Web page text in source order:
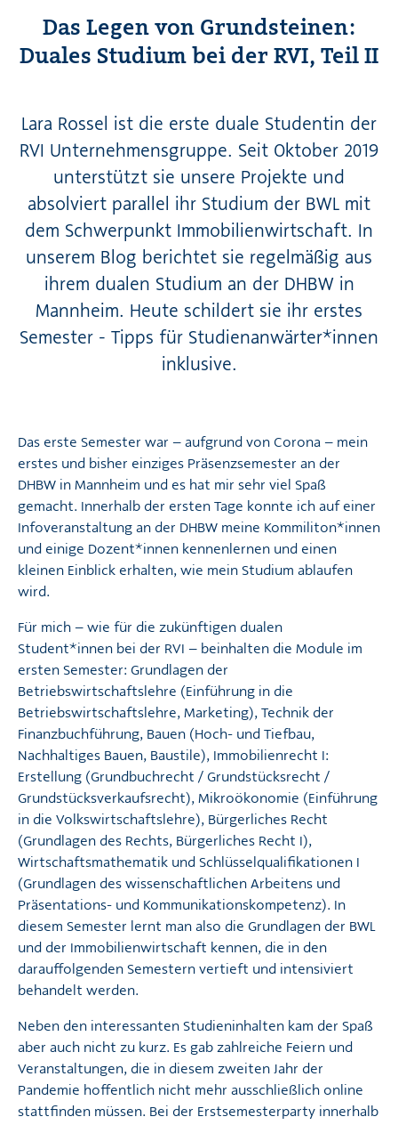
Das Legen von Grundsteinen:
Duales Studium bei der RVI, Teil II
Lara Rossel ist die erste duale Studentin der
RVI Unternehmensgruppe. Seit Oktober 2019
unterstützt sie unsere Projekte und
absolviert parallel ihr Studium der BWL mit
dem Schwerpunkt Immobilienwirtschaft. In
unserem Blog berichtet sie regelmäßig aus
ihrem dualen Studium an der DHBW in
Mannheim. Heute schildert sie ihr erstes
Semester - Tipps für Studienanwärter*innen
inklusive.
Das erste Semester war – aufgrund von Corona – mein
erstes und bisher einziges Präsenzsemester an der
DHBW in Mannheim und es hat mir sehr viel Spaß
gemacht. Innerhalb der ersten Tage konnte ich auf einer
Infoveranstaltung an der DHBW meine Kommiliton*innen
und einige Dozent*innen kennenlernen und einen
kleinen Einblick erhalten, wie mein Studium ablaufen
wird.
Für mich – wie für die zukünftigen dualen
Student*innen bei der RVI – beinhalten die Module im
ersten Semester: Grundlagen der
Betriebswirtschaftslehre (Einführung in die
Betriebswirtschaftslehre, Marketing), Technik der
Finanzbuchführung, Bauen (Hoch- und Tiefbau,
Nachhaltiges Bauen, Baustile), Immobilienrecht I:
Erstellung (Grundbuchrecht / Grundstücksrecht /
Grundstücksverkaufsrecht), Mikroökonomie (Einführung
in die Volkswirtschaftslehre), Bürgerliches Recht
(Grundlagen des Rechts, Bürgerliches Recht I),
Wirtschaftsmathematik und Schlüsselqualifikationen I
(Grundlagen des wissenschaftlichen Arbeitens und
Präsentations- und Kommunikationskompetenz). In
diesem Semester lernt man also die Grundlagen der BWL
und der Immobilienwirtschaft kennen, die in den
darauffolgenden Semestern vertieft und intensiviert
behandelt werden.
Neben den interessanten Studieninhalten kam der Spaß
aber auch nicht zu kurz. Es gab zahlreiche Feiern und
Veranstaltungen, die in diesem zweiten Jahr der
Pandemie hoffentlich nicht mehr ausschließlich online
stattfinden müssen. Bei der Erstsemesterparty innerhalb